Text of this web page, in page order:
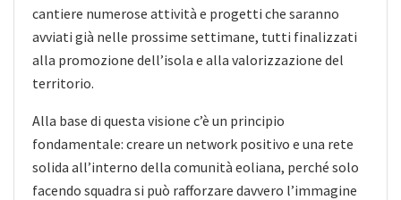
cantiere numerose attività e progetti che saranno
avviati già nelle prossime settimane, tutti finalizzati
alla promozione dell’isola e alla valorizzazione del
territorio.
Alla base di questa visione c’è un principio
fondamentale: creare un network positivo e una rete
solida all’interno della comunità eoliana, perché solo
facendo squadra si può rafforzare davvero l’immagine